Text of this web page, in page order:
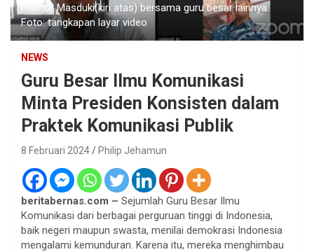
Prof Dr Masduki(kiri atas) bersama guru besar lainnya.
Foto: tangkapan layar video
NEWS
Guru Besar Ilmu Komunikasi
Minta Presiden Konsisten dalam
Praktek Komunikasi Publik
8 Februari 2024 Philip Jehamun
beritabernas.com – Sejumlah Guru Besar Ilmu
Komunikasi dari berbagai perguruan tinggi di Indonesia,
baik negeri maupun swasta, menilai demokrasi Indonesia
mengalami kemunduran. Karena itu, mereka menghimbau